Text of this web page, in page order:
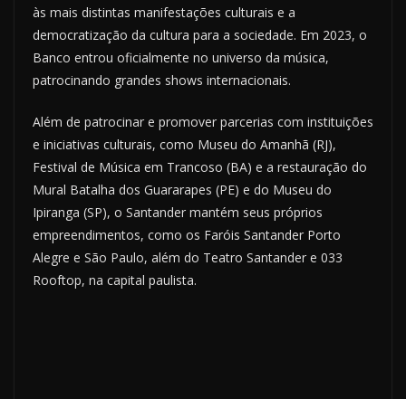
às mais distintas manifestações culturais e a
democratização da cultura para a sociedade. Em 2023, o
Banco entrou oficialmente no universo da música,
patrocinando grandes shows internacionais.
Além de patrocinar e promover parcerias com instituições
e iniciativas culturais, como Museu do Amanhã (RJ),
Festival de Música em Trancoso (BA) e a restauração do
Mural Batalha dos Guararapes (PE) e do Museu do
Ipiranga (SP), o Santander mantém seus próprios
empreendimentos, como os Faróis Santander Porto
Alegre e São Paulo, além do Teatro Santander e 033
Rooftop, na capital paulista.